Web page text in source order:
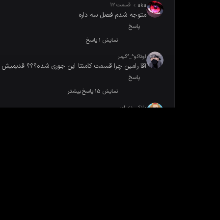
aka قسمت 12
متوجه شدم فصل سه داره
پاسخ
نمایش 1 پاسخ
اوتاکو^_^گیمر
آقا رامین چرا قسمت کامنتا این جوری شده؟؟؟‌ قدیمیش
پاسخ
نمایش 15 پاسخ بیشتر
مانکی دی امیر